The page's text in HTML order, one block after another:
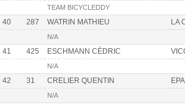
TEAM BICYCLEDDY
40 287 WATRIN MATHIEU LA
N/A
41 425 ESCHMANN CÉDRIC
N/A
42 31 CRELIER QUENTIN
N/A